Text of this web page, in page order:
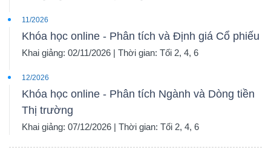
11/2026
Khóa học online - Phân tích và Định giá Cổ phiếu
Khai giảng: 02/11/2026 | Thời gian: Tối 2, 4, 6
12/2026
Khóa học online - Phân tích Ngành và Dòng tiền
Thị trường
Khai giảng: 07/12/2026 | Thời gian: Tối 2, 4, 6